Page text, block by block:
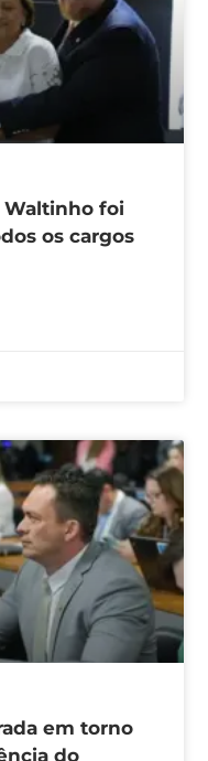
Waltinho foi
os cargos
em torno
do